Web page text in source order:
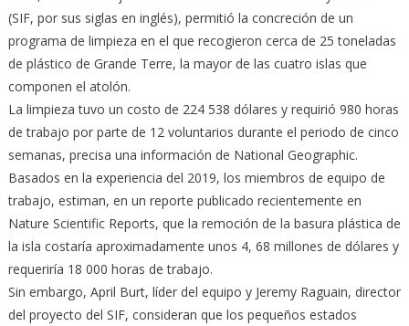
(SIF, por sus siglas en inglés), permitió la concreción de un
programa de limpieza en el que recogieron cerca de 25 toneladas
de plástico de Grande Terre, la mayor de las cuatro islas que
componen el atolón.
La limpieza tuvo un costo de 224 538 dólares y requirió 980 horas
de trabajo por parte de 12 voluntarios durante el periodo de cinco
semanas, precisa una información de National Geographic.
Basados en la experiencia del 2019, los miembros de equipo de
trabajo, estiman, en un reporte publicado recientemente en
Nature Scientific Reports, que la remoción de la basura plástica de
la isla costaría aproximadamente unos 4, 68 millones de dólares y
requeriría 18 000 horas de trabajo.
Sin embargo, April Burt, líder del equipo y Jeremy Raguain, director
del proyecto del SIF, consideran que los pequeños estados